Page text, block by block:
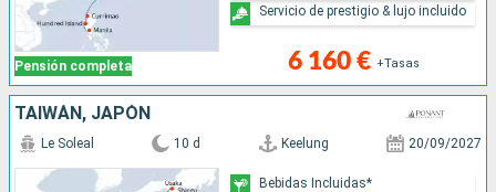
Pensión completa 6 160 € +Tasas
Servicio de prestigio & lujo incluido
TAIWÁN, JAPÓN
Le Soleal 10 d Keelung 20/09/2027
Bebidas Incluidas*